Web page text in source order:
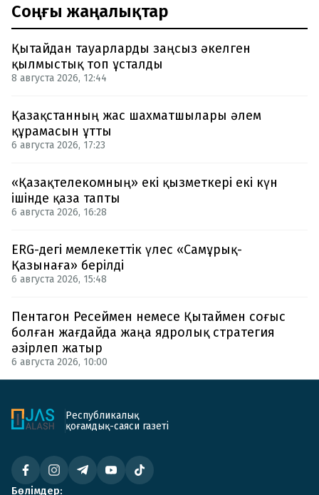
Соңғы жаңалықтар
Қытайдан тауарларды заңсыз әкелген
қылмыстық топ ұсталды
8 августа 2026, 12:44
Қазақстанның жас шахматшылары әлем
құрамасын ұтты
6 августа 2026, 17:23
«Қазақтелекомның» екі қызметкері екі күн
ішінде қаза тапты
6 августа 2026, 16:28
ERG-дегі мемлекеттік үлес «Самұрық-
Қазынаға» берілді
6 августа 2026, 15:48
Пентагон Ресеймен немесе Қытаймен соғыс
болған жағдайда жаңа ядролық стратегия
әзірлеп жатыр
6 августа 2026, 10:00
Республикалық
қоғамдық-саяси газеті
Бөлімдер: